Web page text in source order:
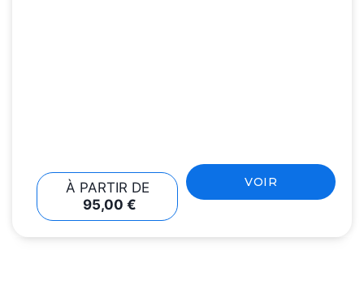
À PARTIR DE
95,00 €
VOIR